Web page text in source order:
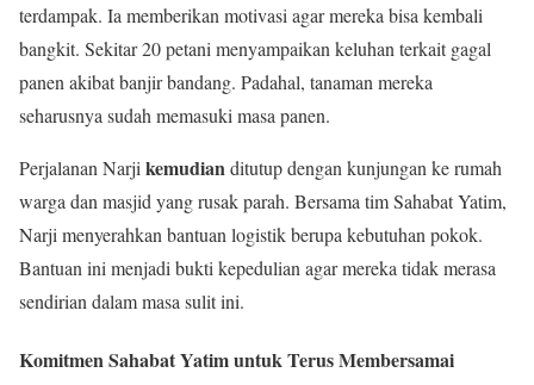
terdampak. Ia memberikan motivasi agar mereka bisa kembali
bangkit. Sekitar 20 petani menyampaikan keluhan terkait gagal
panen akibat banjir bandang. Padahal, tanaman mereka
seharusnya sudah memasuki masa panen.
Perjalanan Narji kemudianditutup dengan kunjungan ke rumah
warga dan masjid yang rusak parah. Bersama tim Sahabat Yatim,
Narji menyerahkan bantuan logistik berupa kebutuhan pokok.
Bantuan ini menjadi bukti kepedulian agar mereka tidak merasa
sendirian dalam masa sulit ini.
Komitmen Sahabat Yatim untuk Terus Membersamai